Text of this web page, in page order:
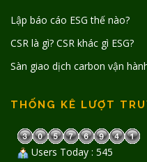
Lập báo cáo ESG thế nào?
CSR là gì? CSR khác gì ESG?
Sàn giao dịch carbon vận
THỐNG KÊ LƯỢT
Users Today : 545